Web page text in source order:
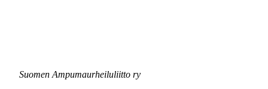
Suomen Ampumaurheiluliitto ry